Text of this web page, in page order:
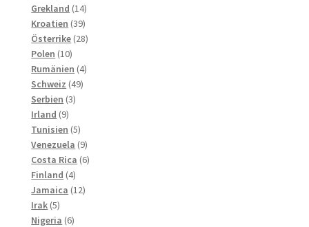
produkter
Grekland 1414
produkter
Kroatien 3939
produkter
Österrike 2828
Polen 1010
produkter
Rumänien 44
Schweiz 4949
Serbien 33
Irland 99
produkter
Tunisien 55
produkter
Venezuela 99
produkter
Costa Rica 66
Finland 44
produkter
Jamaica 1212
Irak 55
produkter
Nigeria 66